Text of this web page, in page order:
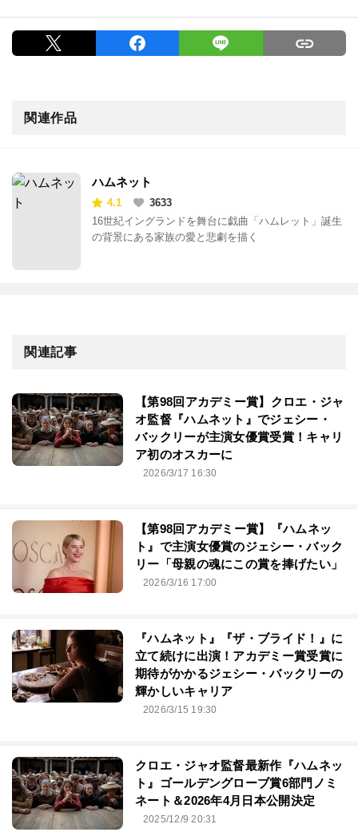
関連作品
ハムネット
4.1
3633
16世紀イングランドを舞台に戯曲「ハムレット」誕生
の背景にある家族の愛と悲劇を描く
関連記事
【第98回アカデミー賞】クロエ・ジャ
オ監督『ハムネット』でジェシー・
バックリーが主演女優賞受賞！キャリ
ア初のオスカーに
2026/3/17 16:30
【第98回アカデミー賞】『ハムネッ
ト』で主演女優賞のジェシー・バック
リー「母親の魂にこの賞を捧げたい」
2026/3/16 17:00
『ハムネット』『ザ・ブライド！』に
立て続けに出演！アカデミー賞受賞に
期待がかかるジェシー・バックリーの
輝かしいキャリア
2026/3/15 19:30
クロエ・ジャオ監督最新作『ハムネッ
ト』ゴールデングローブ賞6部門ノミ
ネート＆2026年4月日本公開決定
2025/12/9 20:31